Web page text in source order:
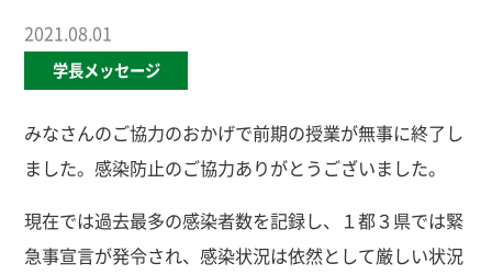
2021.08.01
学長メッセージ
みなさんのご協力のおかげで前期の授業が無事に終了し
ました。感染防止のご協力ありがとうございました。
現在では過去最多の感染者数を記録し、１都３県では緊
急事宣言が発令され、感染状況は依然として厳しい状況